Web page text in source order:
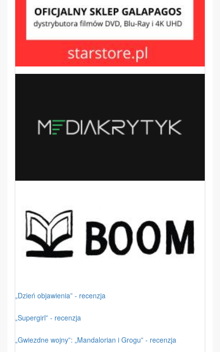
„Dzień objawienia” - recenzja
„Supergirl” - recenzja
„Gwiezdne wojny”: „Mandalorian i Grogu” - recenzja